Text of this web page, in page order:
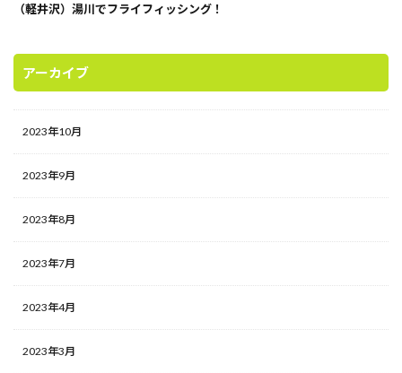
（軽井沢）湯川でフライフィッシング！
アーカイブ
2023年10月
2023年9月
2023年8月
2023年7月
2023年4月
2023年3月